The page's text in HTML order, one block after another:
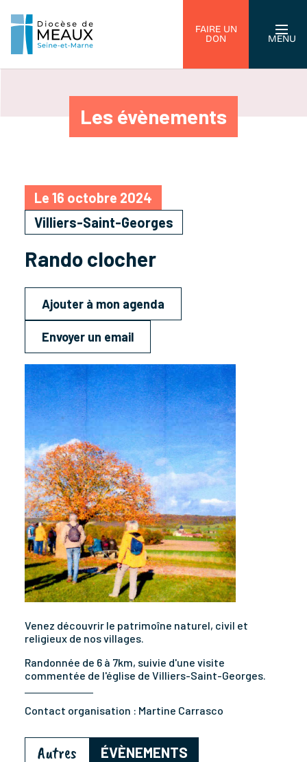
FAIRE UN
DON
MENU
Les évènements
Le 16 octobre 2024
Villiers-Saint-Georges
Rando clocher
Ajouter à mon agenda
Envoyer un email
Venez découvrir le patrimoîne naturel, civil et
religieux de nos villages.
Randonnée de 6 à 7km, suivie d'une visite
commentée de l'église de Villiers-Saint-Georges.
Contact organisation : Martine Carrasco
Autres ÉVÈNEMENTS